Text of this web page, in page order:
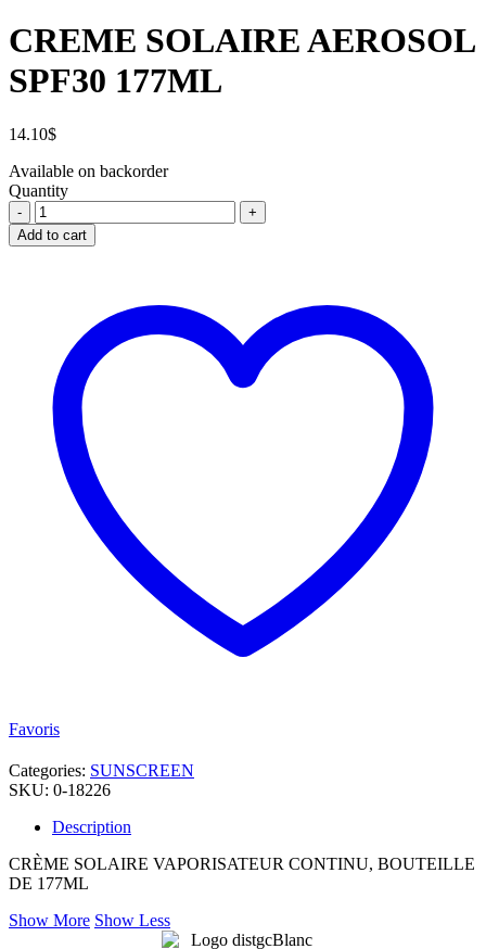
CREME SOLAIRE AEROSOL
SPF30 177ML
14.10$
Available on backorder
Quantity
CREME
SOLAIRE
AEROSOL
Add to cart
Favoris
Categories: SUNSCREEN
SKU: 0-18226
Description
CRÈME SOLAIRE VAPORISATEUR CONTINU, BOUTEILLE
DE 177ML
Show More Show Less